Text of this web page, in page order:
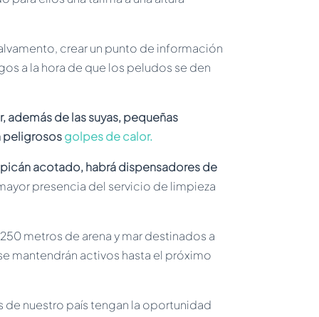
crear un punto de información
a la hora de que los peludos se den
además de las suyas, pequeñas
peligrososgolpes de calor.
acotado, habrá dispensadores de
presencia del servicio de limpieza
metros de arena y mar destinados a
mantendrán activos hasta el próximo
de nuestro país tengan la oportunidad